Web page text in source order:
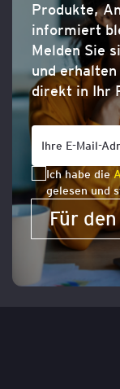
Produkte,
informiert
Melden Sie
und
direkt in Ihr
Ich habe die
gelesen und
Für